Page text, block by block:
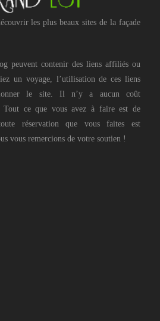
les plus beaux sites de la façade
peuvent contenir des liens affiliés ou
un voyage, l’utilisation de ces liens
le site. Il n’y a aucun coût
Tout ce que vous avez à faire est de
réservation que vous faites est
vous remercions de votre soutien !